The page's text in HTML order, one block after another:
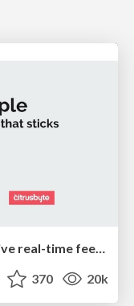
Building Better People: How to give real-time feedback that sticks.
370 20k